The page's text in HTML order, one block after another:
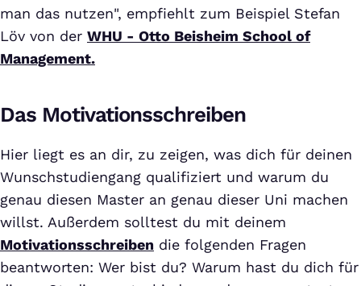
man das nutzen", empfiehlt zum Beispiel Stefan
Löv von der WHU - Otto Beisheim School of
Management.
Das Motivationsschreiben
Hier liegt es an dir, zu zeigen, was dich für deinen
Wunschstudiengang qualifiziert und warum du
genau diesen Master an genau dieser Uni machen
willst. Außerdem solltest du mit deinem
Motivationsschreiben die folgenden Fragen
beantworten: Wer bist du? Warum hast du dich für